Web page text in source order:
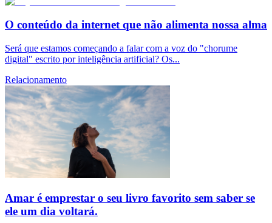
O conteúdo da internet que não alimenta nossa alma
Será que estamos começando a falar com a voz do "chorume
digital" escrito por inteligência artificial? Os...
Relacionamento
Amar é emprestar o seu livro favorito sem saber se
ele um dia voltará.